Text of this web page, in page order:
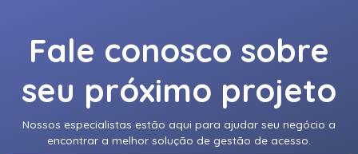
Fale conosco sobre
seu próximo projeto
Nossos especialistas estão aqui para ajudar seu negócio a
encontrar a melhor solução de gestão de acesso.